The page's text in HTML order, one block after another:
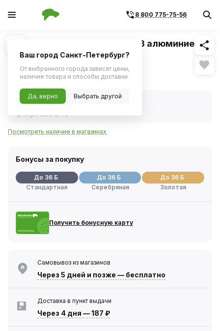
8 800 775-75-56
1/1 Похожие
Радиатор отопителя ВАЗ-1118 алюминиевый
(Autoram)
1 212 ₽
В наличии
Посмотреть наличие в магазинах
Бонусы за покупку
До 36 Б
Стандартная
До 36 Б
Серебряная
До 36 Б
Золотая
Получить бонусную карту
Самовывоз из магазинов
Через 5 дней и позже — бесплатно
Доставка в пункт выдачи
Через 4 дня —187 ₽
Ваш город Санкт-Петербург?
От выбранного города зависят цены,
наличие товара и способы доставки
Да, верно Выбрать другой